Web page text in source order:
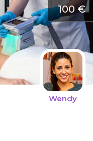
100 €
Wendy